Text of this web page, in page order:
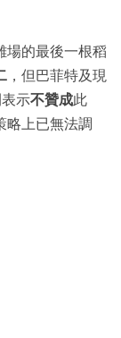
場的最後一根稻
，但巴菲特及現
示不贊成此
略上已無法調